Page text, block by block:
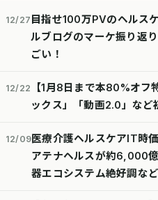
12/27 目指せ100万PVのヘルス
ルブログのマーケ振り返
ごい！
12/22
【1月8日まで本80%オフ
ックス」「動画2.0」など
12/09医療介護ヘルスケアIT時
アテナヘルスが約6,000
器エコシステム絶好調など